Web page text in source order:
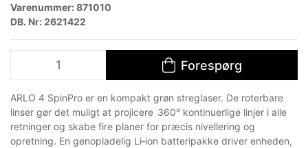
Varenummer:871010
DB. Nr: 2621422
Forespørg
ARLO 4 SpinPro er en kompakt grøn streglaser. De roterbare
linser gør det muligt at projicere 360° kontinuerlige linjer i alle
retninger og skabe fire planer for præcis nivellering og
opretning. En genopladelig Li‑ion batteripakke driver enheden,